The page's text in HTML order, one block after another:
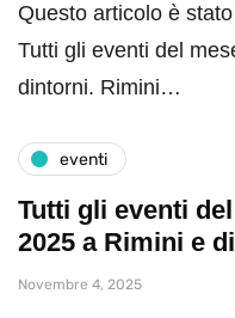
Questo articolo è
Tutti gli eventi del
dintorni. Rimini…
eventi
Tutti gli eventi
2025 a Rimini e
Novembre 4, 2025